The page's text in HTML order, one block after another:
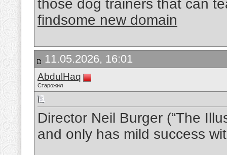
those dog trainers that can
findsome new domain
11.05.2026, 16:01
AbdulHaq
Старожил
Director Neil Burger (“The
and only has mild success